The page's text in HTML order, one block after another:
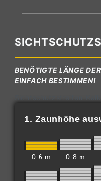
BENÖTIGTE LÄNGE
EINFACH BESTIMMEN!
1. Zaunhöhe
0.6 m 0.8 m